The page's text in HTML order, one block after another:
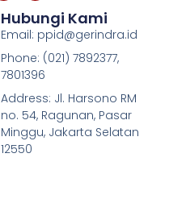
Hubungi Kami
Email: ppid@gerindra.id
Phone: (021) 7892377,
7801396
Address: Jl. Harsono RM
no. 54, Ragunan, Pasar
Minggu, Jakarta Selatan
12550